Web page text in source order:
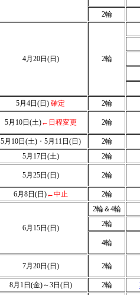
2輪
4月20日(日) 2輪
5月4日(日) 確定 2輪
5月10日(土)←日程変更 2輪
5月10日(土)・5月11日(日)
2輪
5月17日(土)
2輪
5月25日(日) 2輪
6月8日(日)←中止 2輪
6月15日(日)
2輪＆4輪
2輪
4輪
7月20日(日) 2輪
8月1日(金)～3日(日) 2輪